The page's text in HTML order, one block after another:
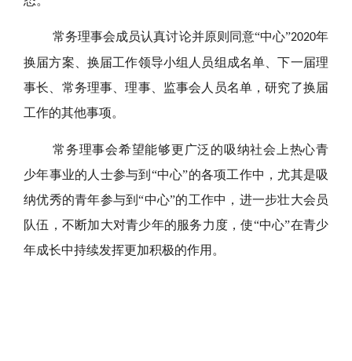
常务理事会成员认真讨论并原则同意“中心”2020年
换届方案、换届工作领导小组人员组成名单、下一届理
事长、常务理事、理事、监事会人员名单，研究了换届
工作的其他事项。
常务理事会希望能够更广泛的吸纳社会上热心青
少年事业的人士参与到“中心”的各项工作中，尤其是吸
纳优秀的青年参与到“中心”的工作中，进一步壮大会员
队伍，不断加大对青少年的服务力度，使“中心”在青少
年成长中持续发挥更加积极的作用。